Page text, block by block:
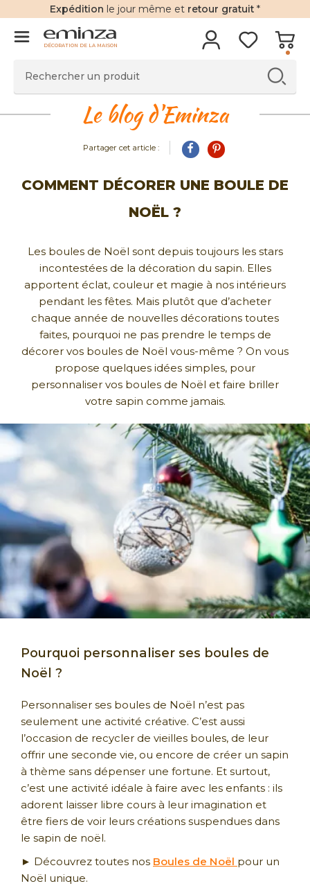
Expédition le jour même et retour gratuit *
DÉCORATION DE LA MAISON
Le blog d'Eminza
Partager cet article :
COMMENT DÉCORER UNE BOULE DE
NOËL ?
Les boules de Noël sont depuis toujours les stars
incontestées de la décoration du sapin. Elles
apportent éclat, couleur et magie à nos intérieurs
pendant les fêtes. Mais plutôt que d’acheter
chaque année de nouvelles décorations toutes
faites, pourquoi ne pas prendre le temps de
décorer vos boules de Noël vous-même ? On vous
propose quelques idées simples, pour
personnaliser vos boules de Noël et faire briller
votre sapin comme jamais.
Pourquoi personnaliser ses boules de
Noël ?
Personnaliser ses boules de Noël n’est pas
seulement une activité créative. C’est aussi
l’occasion de recycler de vieilles boules, de leur
offrir une seconde vie, ou encore de créer un sapin
à thème sans dépenser une fortune. Et surtout,
c’est une activité idéale à faire avec les enfants : ils
adorent laisser libre cours à leur imagination et
être fiers de voir leurs créations suspendues dans
le sapin de noël.
► Découvrez toutes nos Boules de Noël pour un
Noël unique.